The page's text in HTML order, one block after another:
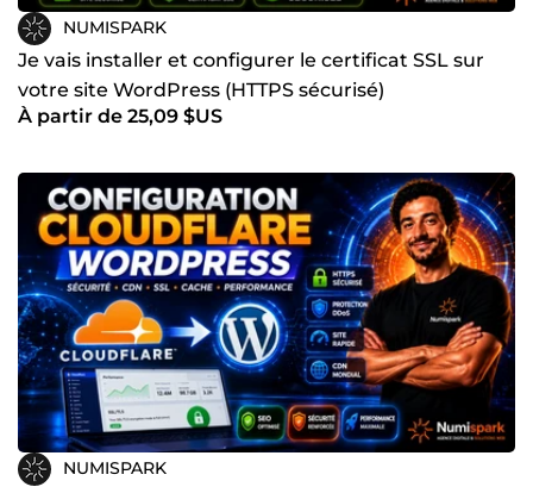
NUMISPARK
Je vais installer et configurer le certificat SSL sur
votre site WordPress (HTTPS sécurisé)
À partir de 25,09 $US
NUMISPARK